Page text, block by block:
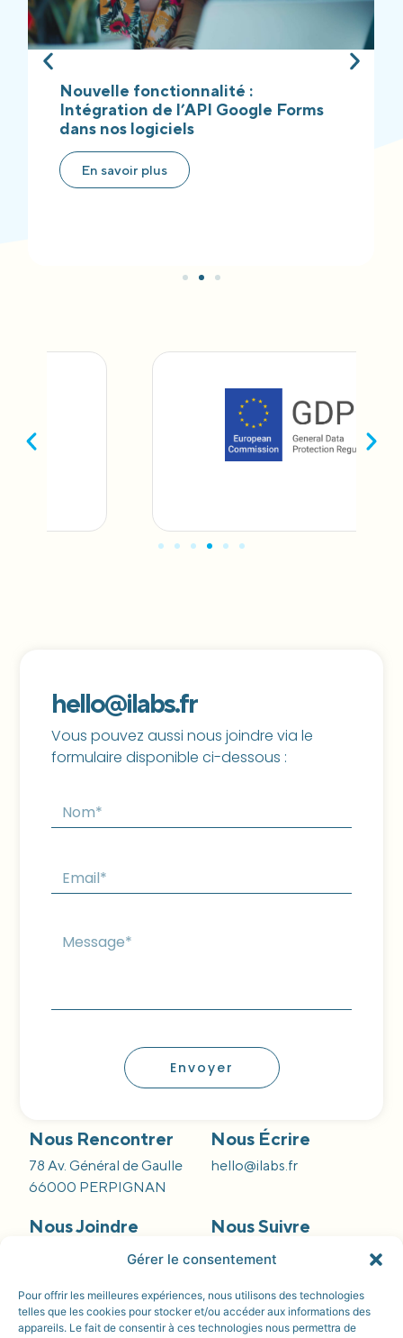
Gérer le consentement
Pour offrir les meilleures expériences, nous utilisons des technologies
telles que les cookies pour stocker et/ou accéder aux informations des
appareils. Le fait de consentir à ces technologies nous permettra de
Nouvelle fonctionnalité :
Intégration de l’API Google Forms
dans nos logiciels
En savoir plus
hello@ilabs.fr
Vous pouvez aussi nous joindre via le
formulaire disponible ci-dessous :
Envoyer
Nous Rencontrer
78 Av. Général de Gaulle
66000 PERPIGNAN
Nous Écrire
hello@ilabs.fr
Nous Joindre Nous Suivre